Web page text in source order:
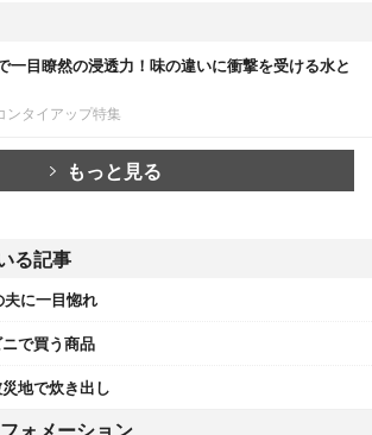
一目瞭然の浸透力！味の違いに衝撃を受ける水と
ンタイアップ特集
もっと見る
る記事
に一目惚れ
で買う商品
地で炊き出し
ォメーション